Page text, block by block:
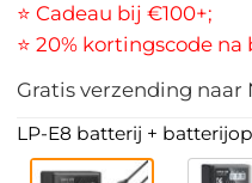
⭐ Cadeau bij €100+;
⭐ 20% kortingscode
Gratis verzending
LP-E8 batterij +